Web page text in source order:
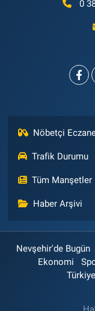
0
Nöbetçi
Trafik Durumu
Tüm Manşetler
Haber Arşivi
Nevşehir'de Bugün
Ekonomi